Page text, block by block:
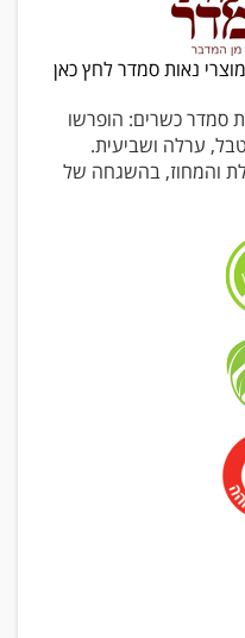
נאות סמדר לחץ כאן
סמדר כשרים: הופרשו
ערלה ושביעית.
והמחוז, בהשגחה של